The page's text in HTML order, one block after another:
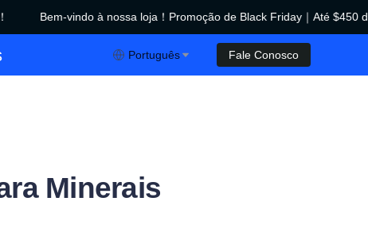
Bem-vindo à nossa loja！Promoção de Black Friday｜Até $450 de
de Black Friday｜Até $450 de desconto！
Português Fale Conosco
Minerais